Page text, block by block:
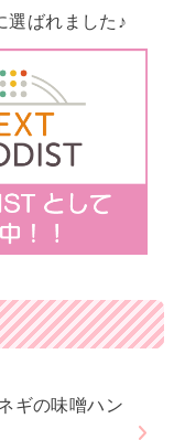
選ばれました♪
ギの味噌ハン